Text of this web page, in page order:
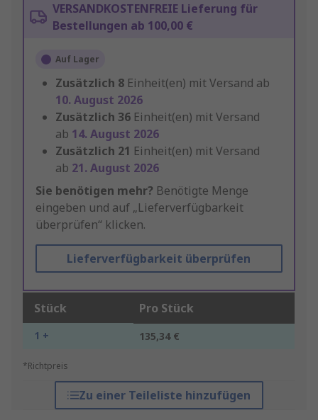
VERSANDKOSTENFREIE Lieferung für
Bestellungen ab 100,00 €
Auf Lager
Zusätzlich 8 Einheit(en) mit Versand ab
10. August 2026
Zusätzlich 36 Einheit(en) mit Versand
ab 14. August 2026
Zusätzlich 21 Einheit(en) mit Versand
ab 21. August 2026
Sie benötigen mehr? Benötigte Menge
eingeben und auf „Lieferverfügbarkeit
überprüfen“ klicken.
Lieferverfügbarkeit überprüfen
Stück Pro Stück
1 + 135,34 €
*Richtpreis
Zu einer Teileliste hinzufügen